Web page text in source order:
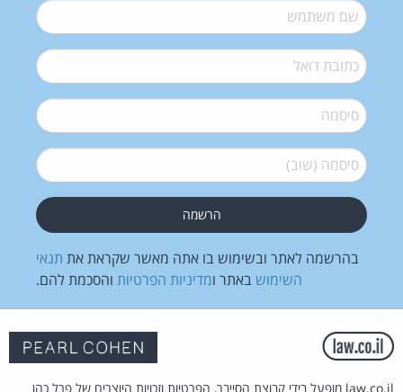
שם משתמש*
דואל*
סיסמה*
סיסמה (שוב)*
בהרשמה לאתר ובשימוש בו אתה מאשר שקראת את תנאי
השימוש באתר ומדיניות הפרטיות והסכמת להם.
law.co.il מופעל בידי קבוצת הסייבר, הפרטיות וזכויות היוצרים של פרל כהן